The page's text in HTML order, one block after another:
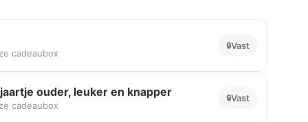
cadeaubox
Vast
ouder, leuker en knapper
cadeaubox
Vast